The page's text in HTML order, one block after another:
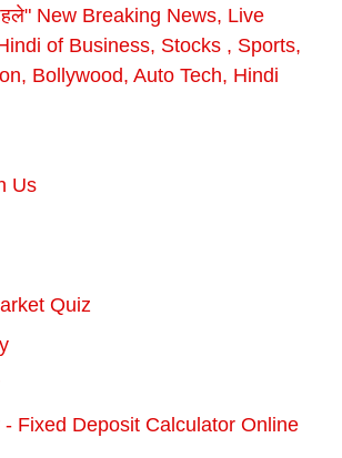
New Breaking News, Live
of Business, Stocks , Sports,
Bollywood, Auto Tech, Hindi
Us
Quiz
Fixed Deposit Calculator Online